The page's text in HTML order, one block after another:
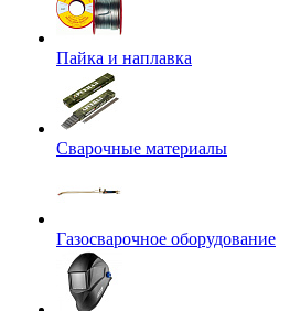
Пайка и наплавка
Сварочные материалы
Газосварочное оборудование